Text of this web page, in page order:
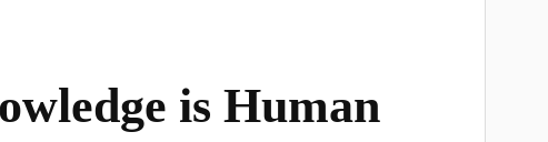
is Human